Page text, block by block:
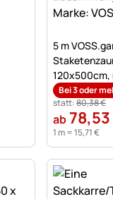
5 m
Rinde,3-4cm
Bei 3 oder
statt:80,38€
ab78,53
1 m =15,71€